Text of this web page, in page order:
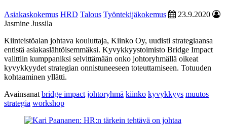
Asiakaskokemus HRD Talous Työntekijäkokemus
23.9.2020
Jasmine Jussila
Kiinteistöalan johtava kouluttaja, Kiinko Oy, uudisti strategiaansa
entistä asiakaslähtöisemmäksi. Kyvykkyystoimisto Bridge Impact
valittiin kumppaniksi selvittämään onko johtoryhmällä oikeat
kyvykkyydet strategian onnistuneeseen toteuttamiseen. Totuuden
kohtaaminen yllätti.
Avainsanat bridge impact johtoryhmä kiinko kyvykkyys muutos
strategia workshop